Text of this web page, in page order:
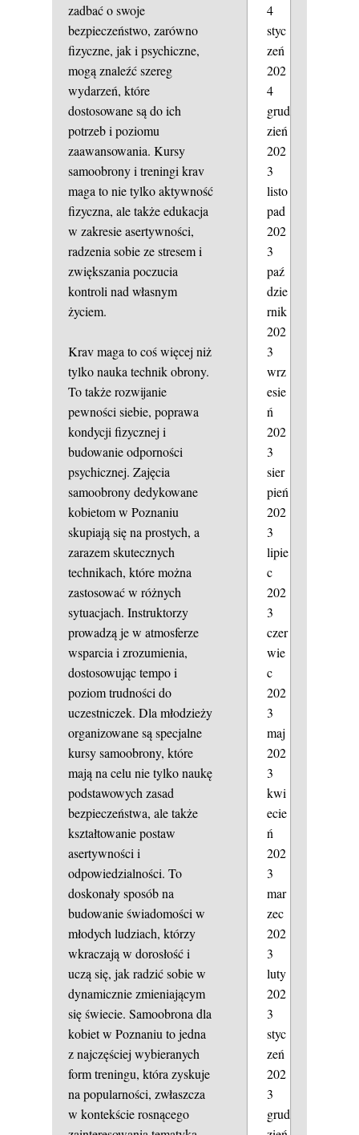
zadbać o swoje
bezpieczeństwo, zarówno
fizyczne, jak i psychiczne,
mogą znaleźć szereg
wydarzeń, które
dostosowane są do ich
potrzeb i poziomu
zaawansowania. Kursy
samoobrony i treningi krav
maga to nie tylko aktywność
fizyczna, ale także edukacja
w zakresie asertywności,
radzenia sobie ze stresem i
zwiększania poczucia
kontroli nad własnym
życiem.
Krav maga to coś więcej niż
tylko nauka technik obrony.
To także rozwijanie
pewności siebie, poprawa
kondycji fizycznej i
budowanie odporności
psychicznej. Zajęcia
samoobrony dedykowane
kobietom w Poznaniu
skupiają się na prostych, a
zarazem skutecznych
technikach, które można
zastosować w różnych
sytuacjach. Instruktorzy
prowadzą je w atmosferze
wsparcia i zrozumienia,
dostosowując tempo i
poziom trudności do
uczestniczek. Dla młodzieży
organizowane są specjalne
kursy samoobrony, które
mają na celu nie tylko naukę
podstawowych zasad
bezpieczeństwa, ale także
kształtowanie postaw
asertywności i
odpowiedzialności. To
doskonały sposób na
budowanie świadomości w
młodych ludziach, którzy
wkraczają w dorosłość i
uczą się, jak radzić sobie w
dynamicznie zmieniającym
się świecie. Samoobrona dla
kobiet w Poznaniu to jedna
z najczęściej wybieranych
form treningu, która zyskuje
na popularności, zwłaszcza
w kontekście rosnącego
4
styc
zeń
202
4
grud
zień
202
3
listo
pad
202
3
paź
dzie
rnik
202
3
wrz
esie
ń
202
3
sier
pień
202
3
lipie
c
202
3
czer
wie
c
202
3
maj
202
3
kwi
ecie
ń
202
3
mar
zec
202
3
luty
202
3
styc
zeń
202
3
grud